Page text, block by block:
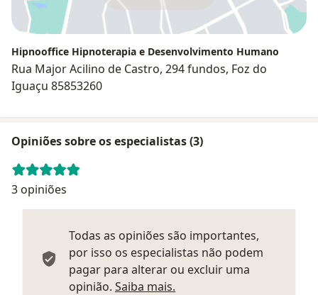
Hipnooffice Hipnoterapia e Desenvolvimento Humano
Rua Major Acilino de Castro, 294 fundos, Foz do
Iguaçu 85853260
Opiniões sobre os especialistas (3)
3 opiniões
Todas as opiniões são importantes,
por isso os especialistas não podem
pagar para alterar ou excluir uma
opinião. Saiba mais.